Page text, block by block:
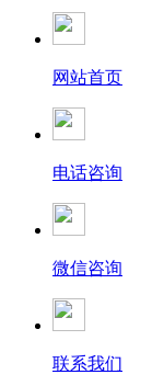
网站首页
电话咨询
微信咨询
联系我们